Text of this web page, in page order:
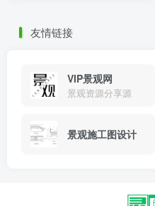
友情链接
VIP景观网
景观资源分享源
景观施工图设计